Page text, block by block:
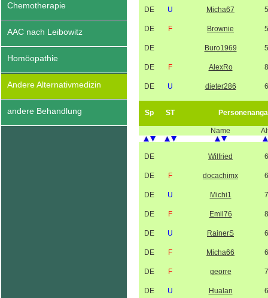
Chemotherapie
AAC nach Leibowitz
Homöopathie
Andere Alternativmedizin
andere Behandlung
DE U Micha67
DE F Brownie
DE Buro1969
DE F AlexRo
DE U dieter286
Sp ST
Name
DE Wilfried
DE F docachimx
DE U Michi1
DE F Emil76
DE U RainerS
DE F Micha66
DE F georre
DE U Hualan